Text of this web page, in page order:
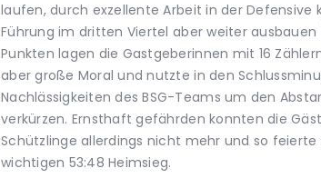
laufen, durch exzellente Arbeit in der Defensive
Führung im dritten Viertel aber weiter
Punkten lagen die Gastgeberinnen mit 16
aber große Moral und nutzte in den
Nachlässigkeiten des BSG-Teams um den
verkürzen. Ernsthaft gefährden konnten die
Schützlinge allerdings nicht mehr und so
wichtigen 53:48 Heimsieg.